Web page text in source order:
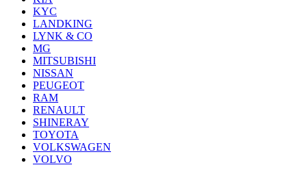
KYC
LANDKING
LYNK & CO
MG
MITSUBISHI
NISSAN
PEUGEOT
RAM
RENAULT
SHINERAY
TOYOTA
VOLKSWAGEN
VOLVO